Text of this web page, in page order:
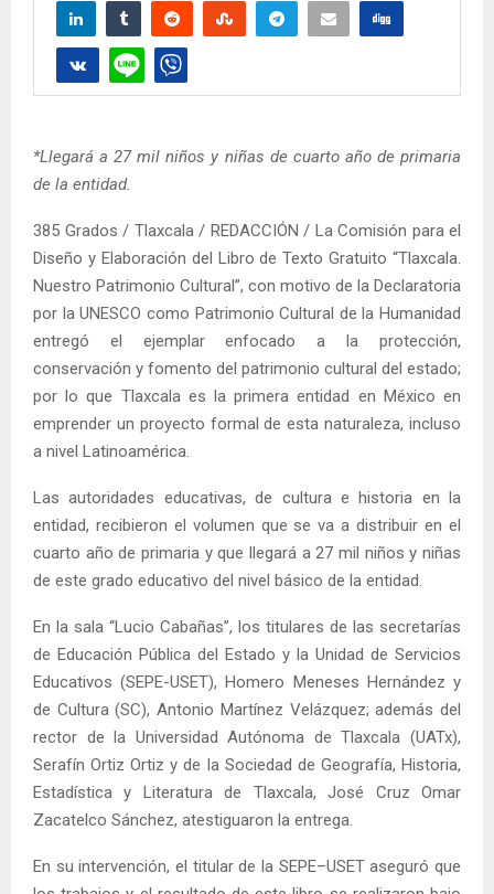
*Llegará a 27 mil niños y niñas de cuarto año de primaria
de la entidad.
385 Grados / Tlaxcala / REDACCIÓN / La Comisión para el
Diseño y Elaboración del Libro de Texto Gratuito “Tlaxcala.
Nuestro Patrimonio Cultural”, con motivo de la Declaratoria
por la UNESCO como Patrimonio Cultural de la Humanidad
entregó el ejemplar enfocado a la protección,
conservación y fomento del patrimonio cultural del estado;
por lo que Tlaxcala es la primera entidad en México en
emprender un proyecto formal de esta naturaleza, incluso
a nivel Latinoamérica.
Las autoridades educativas, de cultura e historia en la
entidad, recibieron el volumen que se va a distribuir en el
cuarto año de primaria y que llegará a 27 mil niños y niñas
de este grado educativo del nivel básico de la entidad.
En la sala “Lucio Cabañas”, los titulares de las secretarías
de Educación Pública del Estado y la Unidad de Servicios
Educativos (SEPE-USET), Homero Meneses Hernández y
de Cultura (SC), Antonio Martínez Velázquez; además del
rector de la Universidad Autónoma de Tlaxcala (UATx),
Serafín Ortiz Ortiz y de la Sociedad de Geografía, Historia,
Estadística y Literatura de Tlaxcala, José Cruz Omar
Zacatelco Sánchez, atestiguaron la entrega.
En su intervención, el titular de la SEPE–USET aseguró que